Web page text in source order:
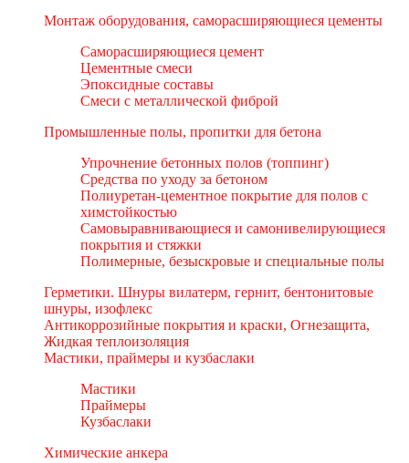
Монтаж оборудования, саморасширяющиеся цементы
Саморасширяющиеся цемент
Цементные смеси
Эпоксидные составы
Смеси с металлической фиброй
Промышленные полы, пропитки для бетона
Упрочнение бетонных полов (топпинг)
Средства по уходу за бетоном
Полиуретан-цементное покрытие для полов с
химстойкостью
Самовыравнивающиеся и самонивелирующиеся
покрытия и стяжки
Полимерные, безыскровые и специальные полы
Герметики. Шнуры вилатерм, гернит, бентонитовые
шнуры, изофлекс
Антикоррозийные покрытия и краски, Огнезащита,
Жидкая теплоизоляция
Мастики, праймеры и кузбаслаки
Мастики
Праймеры
Кузбаслаки
Химические анкера